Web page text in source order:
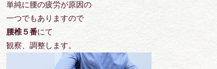
単純に腰の疲労が原因の
一つでもありますので
腰椎５番にて
観察、調整します。